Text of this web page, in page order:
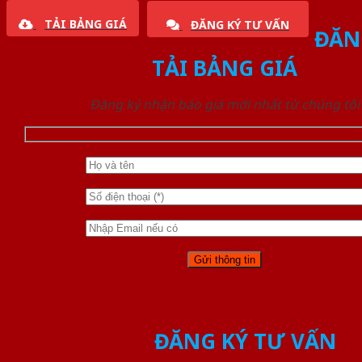
TẢI BẢNG GIÁ ĐĂNG KÝ TƯ VẤN
TẢI BẢNG GIÁ
Đăng ký nhận báo giá mới nhất từ chúng tôi
ĐĂNG KÝ TƯ VẤN